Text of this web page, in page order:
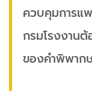
ควบคุมการแ
กรมโรงงานต้
ของคำพิพาก